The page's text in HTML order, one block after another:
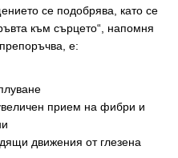
се подобрява, като се
към сърцето“, напомня
е:
прием на фибри и
движения от глезена